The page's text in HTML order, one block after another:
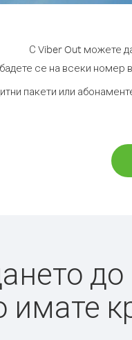
С Viber Out можете
се на всеки номер
пакети или
до
имате